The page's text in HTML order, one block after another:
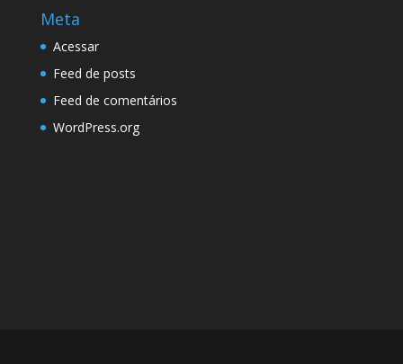
Meta
Acessar
Feed de posts
Feed de comentários
WordPress.org